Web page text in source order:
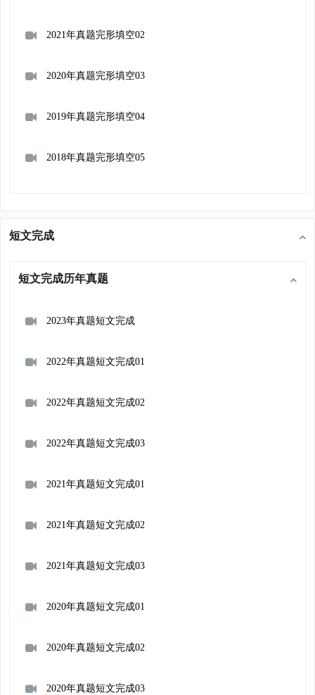
2021年真题完形填空02
2020年真题完形填空03
2019年真题完形填空04
2018年真题完形填空05
短文完成
短文完成历年真题
2023年真题短文完成
2022年真题短文完成01
2022年真题短文完成02
2022年真题短文完成03
2021年真题短文完成01
2021年真题短文完成02
2021年真题短文完成03
2020年真题短文完成01
2020年真题短文完成02
2020年真题短文完成03